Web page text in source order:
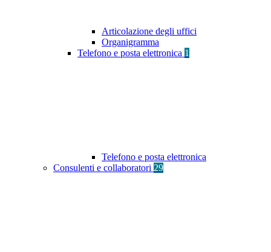
Articolazione degli uffici
Organigramma
Telefono e posta elettronica 1
Telefono e posta elettronica
Consulenti e collaboratori 29